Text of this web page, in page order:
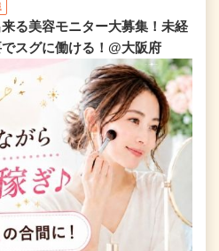
る美容モニター大募集！未経
スグに働ける！@大阪府